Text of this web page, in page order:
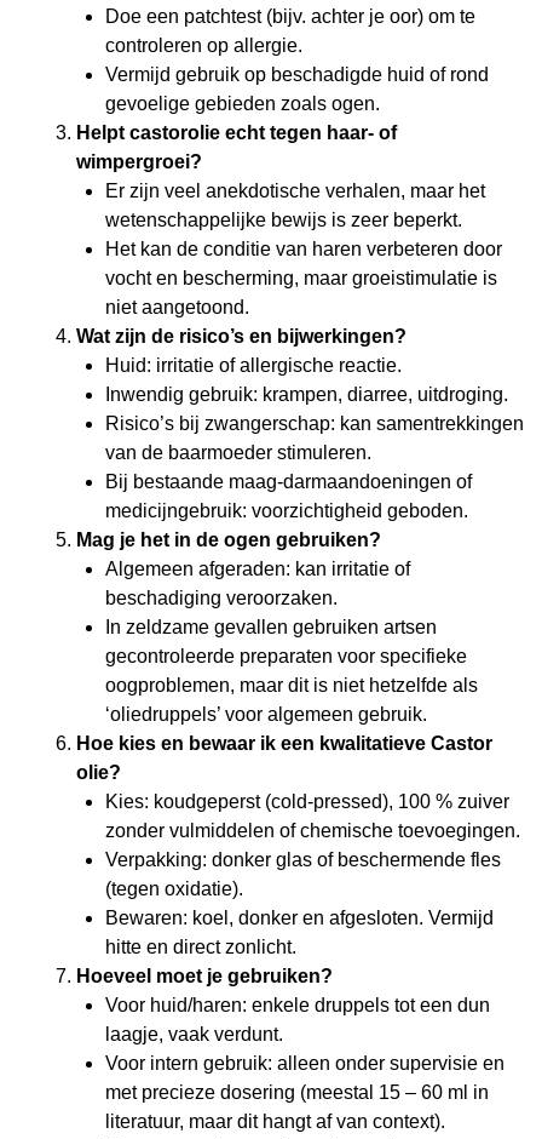
Doe een patchtest (bijv. achter je oor) om te
controleren op allergie.
Vermijd gebruik op beschadigde huid of rond
gevoelige gebieden zoals ogen.
Helpt castorolie echt tegen haar- of
wimpergroei?
Er zijn veel anekdotische verhalen, maar het
wetenschappelijke bewijs is zeer beperkt.
Het kan de conditie van haren verbeteren door
vocht en bescherming, maar groeistimulatie is
niet aangetoond.
Wat zijn de risico’s en bijwerkingen?
Huid: irritatie of allergische reactie.
Inwendig gebruik: krampen, diarree, uitdroging.
Risico’s bij zwangerschap: kan samentrekkingen
van de baarmoeder stimuleren.
Bij bestaande maag-darmaandoeningen of
medicijngebruik: voorzichtigheid geboden.
Mag je het in de ogen gebruiken?
Algemeen afgeraden: kan irritatie of
beschadiging veroorzaken.
In zeldzame gevallen gebruiken artsen
gecontroleerde preparaten voor specifieke
oogproblemen, maar dit is niet hetzelfde als
‘oliedruppels’ voor algemeen gebruik.
Hoe kies en bewaar ik een kwalitatieve Castor
olie?
Kies: koudgeperst (cold-pressed), 100 % zuiver
zonder vulmiddelen of chemische toevoegingen.
Verpakking: donker glas of beschermende fles
(tegen oxidatie).
Bewaren: koel, donker en afgesloten. Vermijd
hitte en direct zonlicht.
Hoeveel moet je gebruiken?
Voor huid/haren: enkele druppels tot een dun
laagje, vaak verdunt.
Voor intern gebruik: alleen onder supervisie en
met precieze dosering (meestal 15 – 60 ml in
literatuur, maar dit hangt af van context).